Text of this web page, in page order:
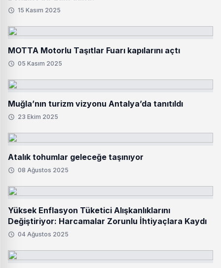
15 Kasım 2025
MOTTA Motorlu Taşıtlar Fuarı kapılarını açtı
05 Kasım 2025
Muğla’nın turizm vizyonu Antalya’da tanıtıldı
23 Ekim 2025
Atalık tohumlar geleceğe taşınıyor
08 Ağustos 2025
Yüksek Enflasyon Tüketici Alışkanlıklarını
Değiştiriyor: Harcamalar Zorunlu İhtiyaçlara Kaydı
04 Ağustos 2025